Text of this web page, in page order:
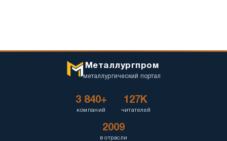
Металлургпром
металлургический портал
3 840+
компаний
127K
читателей
2009
в отрасли